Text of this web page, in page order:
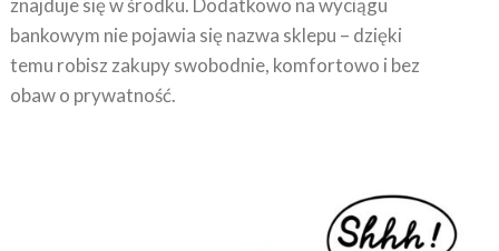
bankowym nie pojawia się nazwa sklepu – dzięki
temu robisz zakupy swobodnie, komfortowo i bez
obaw o prywatność.